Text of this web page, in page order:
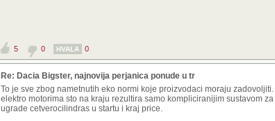
5 0 HVALA 0
Re: Dacia Bigster, najnovija perjanica ponude u tr
To je sve zbog nametnutih eko normi koje proizvodaci moraju
elektro motorima sto na kraju rezultira samo kompliciranijim sustavom
ugrade cetverocilindras u startu i kraj price.